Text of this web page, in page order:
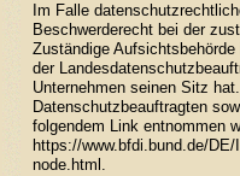
Im Falle
Beschwerderecht bei der
Zuständige
der
Unternehmen seinen Sitz
Datenschutzbeauftragten
folgendem Link entnommen
https://www.bfdi.bund.de/
node.html .